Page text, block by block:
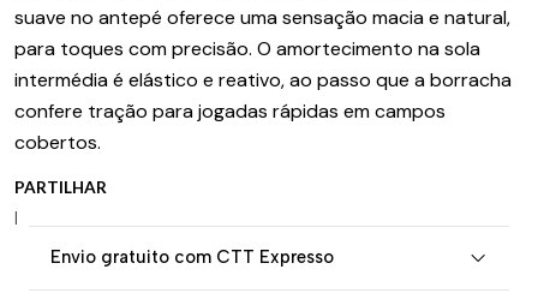
suave no antepé oferece uma sensação macia e natural,
para toques com precisão. O amortecimento na sola
intermédia é elástico e reativo, ao passo que a borracha
confere tração para jogadas rápidas em campos
cobertos.
PARTILHAR
|
Envio gratuito com CTT Expresso